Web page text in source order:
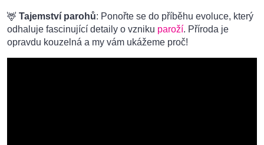
🦌 Tajemství parohů: Ponořte se do příběhu evoluce, který
odhaluje fascinující detaily o vzniku paroží. Příroda je
opravdu kouzelná a my vám ukážeme proč!